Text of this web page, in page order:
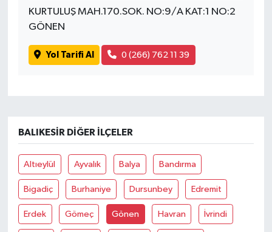
KURTULUŞ MAH.170.SOK. NO:9/A KAT:1 NO:2
GÖNEN
Yol Tarifi Al 0 (266) 762 11 39
BALIKESIR DIĞER İLÇELER
Altıeylül Ayvalık Balya Bandırma
Bigadiç Burhaniye Dursunbey Edremit
Erdek Gömeç Gönen Havran İvrindi